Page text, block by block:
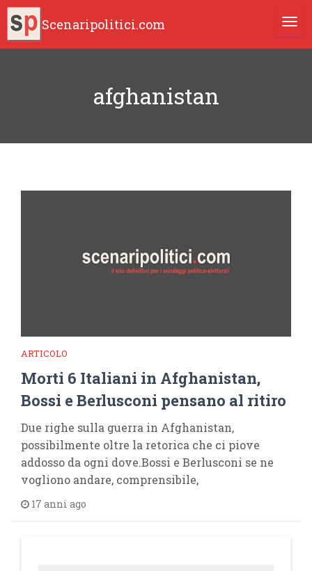
Scenaripolitici.com
afghanistan
ARTICOLO
Morti 6 Italiani in Afghanistan,
Bossi e Berlusconi pensano al ritiro
Due righe sulla guerra in Afghanistan,
possibilmente oltre la retorica che ci piove
addosso da ogni dove.Bossi e Berlusconi se ne
vogliono andare, comprensibile,
17 anni ago